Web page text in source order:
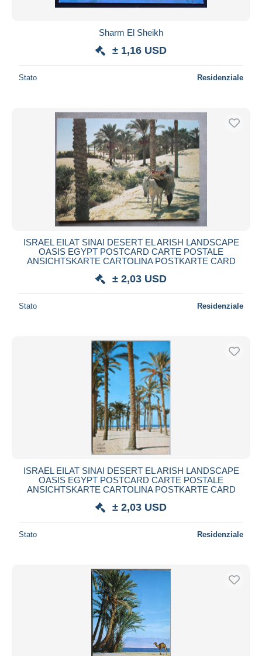
Sharm El Sheikh
± 1,16 USD
Stato Residenziale
ISRAEL EILAT SINAI DESERT EL ARISH LANDSCAPE
OASIS EGYPT POSTCARD CARTE POSTALE
ANSICHTSKARTE CARTOLINA POSTKARTE CARD
± 2,03 USD
Stato Residenziale
ISRAEL EILAT SINAI DESERT EL ARISH LANDSCAPE
OASIS EGYPT POSTCARD CARTE POSTALE
ANSICHTSKARTE CARTOLINA POSTKARTE CARD
± 2,03 USD
Stato Residenziale